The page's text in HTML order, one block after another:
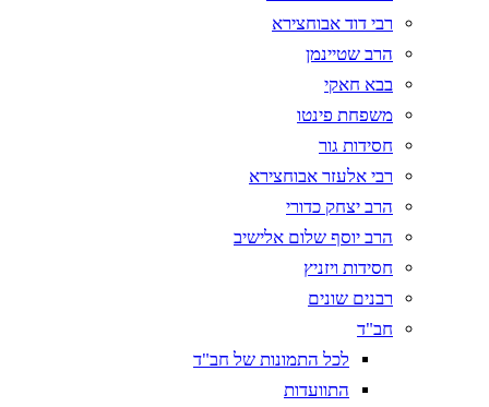
רבי דוד אבוחצירא
הרב שטיינמן
בבא חאקי
משפחת פינטו
חסידות גור
רבי אלעזר אבוחצירא
הרב יצחק כדורי
הרב יוסף שלום אלישיב
חסידות ויזניץ
רבנים שונים
חב"ד
לכל התמונות של חב"ד
התוועדות